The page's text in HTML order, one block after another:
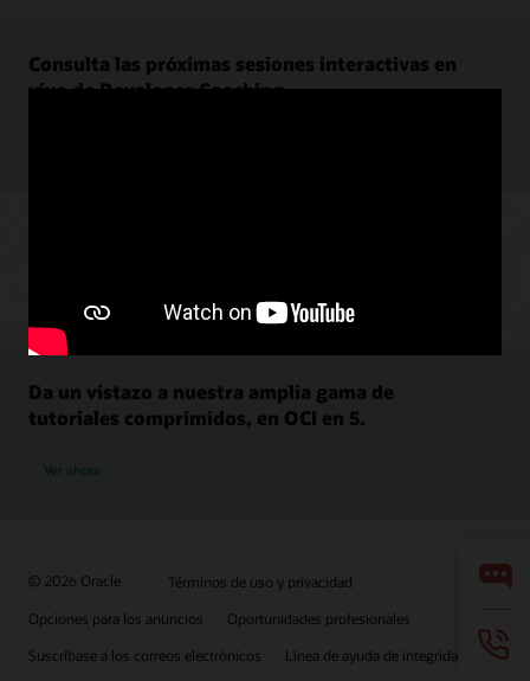
Consulta las próximas sesiones interactivas en
vivo de Developer Coaching.
Da un vistazo a nuestra amplia gama de
tutoriales comprimidos, en OCI en 5.
Ver ahora
© 2026 Oracle
Términos de uso y privacidad
Opciones para los anuncios
Oportunidades profesionales
Suscríbase a los correos electrónicos
Línea de ayuda de integridad